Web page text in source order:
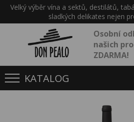
Velký výběr vína a sektů, destilátů,
sladkých delikates nejen
Osobní
našich
ZDARMA!
KATALOG